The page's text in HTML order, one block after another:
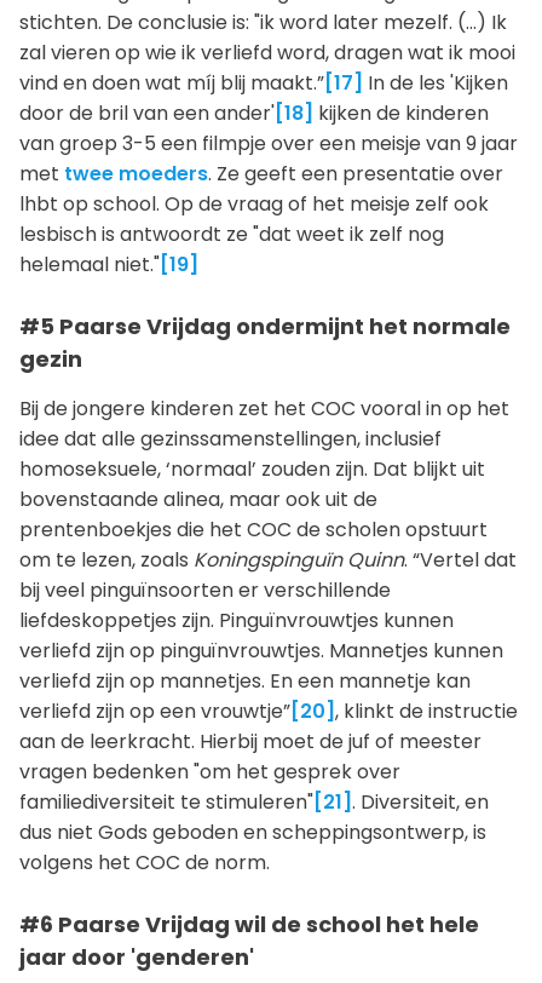
stichten. De conclusie is: "ik word later mezelf. (...) Ik
zal vieren op wie ik verliefd word, dragen wat ik mooi
vind en doen wat míj blij maakt.”[17] In de les 'Kijken
door de bril van een ander'[18] kijken de kinderen
van groep 3-5 een filmpje over een meisje van 9 jaar
met twee moeders. Ze geeft een presentatie over
lhbt op school. Op de vraag of het meisje zelf ook
lesbisch is antwoordt ze "dat weet ik zelf nog
helemaal niet."[19]
#5 Paarse Vrijdag ondermijnt het normale
gezin
Bij de jongere kinderen zet het COC vooral in op het
idee dat alle gezinssamenstellingen, inclusief
homoseksuele, ‘normaal’ zouden zijn. Dat blijkt uit
bovenstaande alinea, maar ook uit de
prentenboekjes die het COC de scholen opstuurt
om te lezen, zoals Koningspinguïn Quinn. “Vertel dat
bij veel pinguïnsoorten er verschillende
liefdeskoppetjes zijn. Pinguïnvrouwtjes kunnen
verliefd zijn op pinguïnvrouwtjes. Mannetjes kunnen
verliefd zijn op mannetjes. En een mannetje kan
verliefd zijn op een vrouwtje”[20], klinkt de instructie
aan de leerkracht. Hierbij moet de juf of meester
vragen bedenken "om het gesprek over
familiediversiteit te stimuleren"[21]. Diversiteit, en
dus niet Gods geboden en scheppingsontwerp, is
volgens het COC de norm.
#6 Paarse Vrijdag wil de school het hele
jaar door 'genderen'